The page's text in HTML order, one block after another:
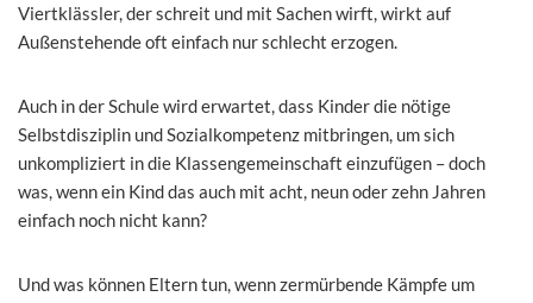
Viertklässler, der schreit und mit Sachen wirft, wirkt auf
Außenstehende oft einfach nur schlecht erzogen.
Auch in der Schule wird erwartet, dass Kinder die nötige
Selbstdisziplin und Sozialkompetenz mitbringen, um sich
unkompliziert in die Klassengemeinschaft einzufügen – doch
was, wenn ein Kind das auch mit acht, neun oder zehn Jahren
einfach noch nicht kann?
Und was können Eltern tun, wenn zermürbende Kämpfe um